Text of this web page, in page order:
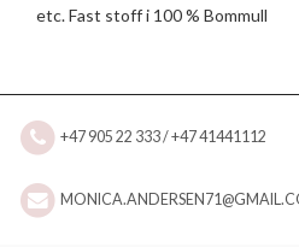
etc. Fast stoff i 100 % Bommull
+47 905 22 333 / +47 41441112